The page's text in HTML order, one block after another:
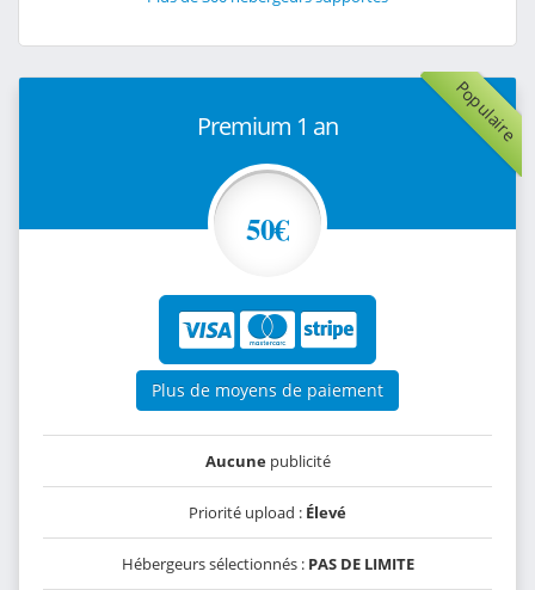
Populaire
Premium 1 an
50€
Plus de moyens de paiement
Aucunepublicité
Priorité upload : Élevé
Hébergeurs sélectionnés : PAS DE LIMITE